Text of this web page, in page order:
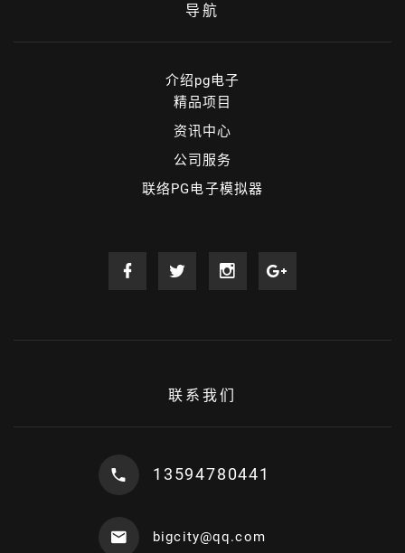
导航
介绍pg电子
精品项目
资讯中心
公司服务
联络PG电子模拟器
联系我们
13594780441
bigcity@qq.com